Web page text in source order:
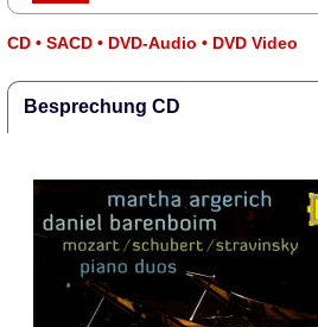
CD • SACD • DVD-Audio • DVD Video
Besprechung CD